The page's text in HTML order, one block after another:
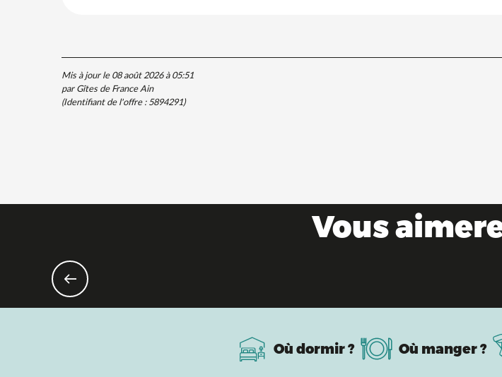
Mis à jour le 08 août 2026 à 05:51
par Gîtes de France Ain
(Identifiant de l'offre :5894291)
Vous
Où dormir ? Où manger ?